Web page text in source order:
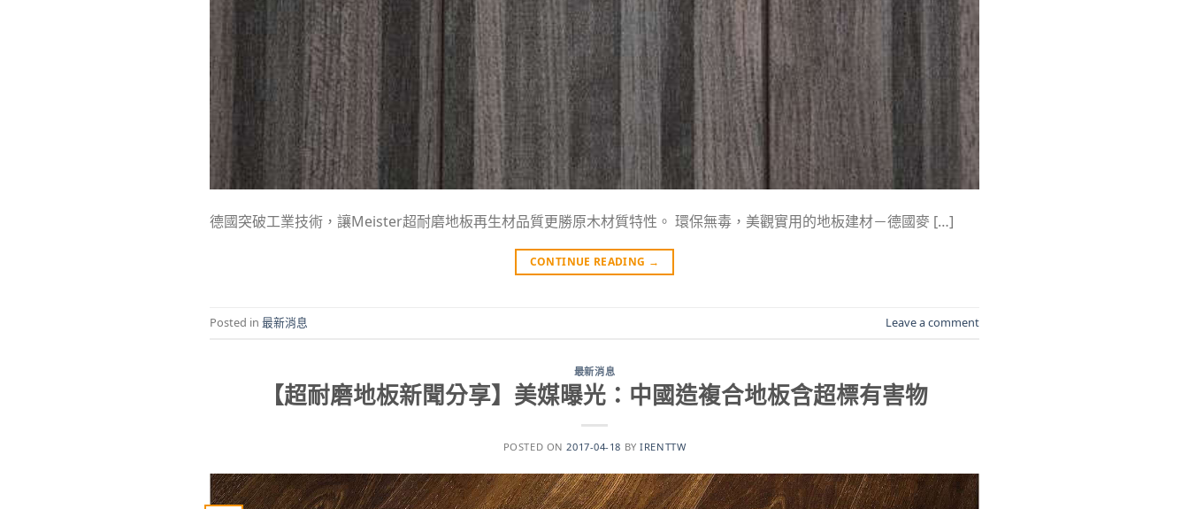
德國突破工業技術，讓Meister超耐磨地板再生材品質更勝原木材質特性。 環保無毒，美觀實用的地板建材－德國麥 […]
CONTINUE READING →
Posted in 最新消息 Leave a comment
最新消息
【超耐磨地板新聞分享】美媒曝光：中國造複合地板含超標有害物
POSTED ON2017-04-18 BYIRENTTW